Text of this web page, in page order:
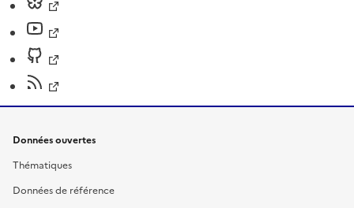
Données ouvertes
Thématiques
Données de référence